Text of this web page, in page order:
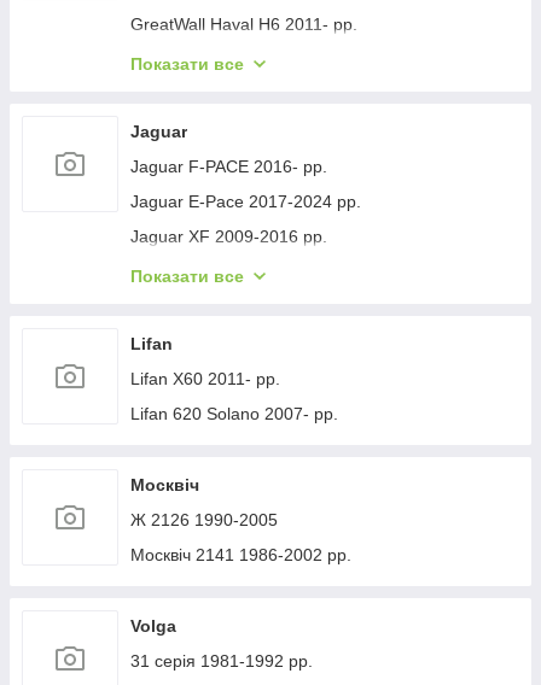
Geely MK 2006-2014 рр.
Geely MK Cross 2010-2016 рр.
GreatWall Haval H6 2011- рр.
GreatWall Haval F7 2018-2024 рр.
Показати все
Jaguar
Jaguar F-PACE 2016- рр.
Jaguar E-Pace 2017-2024 рр.
Jaguar XF 2009-2016 рр.
Jaguar XF 2016- рр.
Jaguar XJ 2010-хв.
Показати все
Lifan
Lifan X60 2011- рр.
Lifan 620 Solano 2007- рр.
Москвіч
Ж 2126 1990-2005
Москвіч 2141 1986-2002 рр.
Volga
31 серія 1981-1992 рр.